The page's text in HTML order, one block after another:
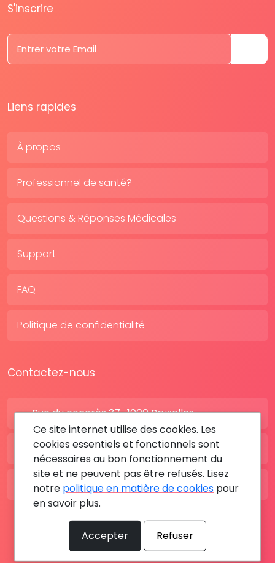
S'inscrire
Liens rapides
À propos
Professionnel de santé?
Questions & Réponses Médicales
Support
FAQ
Politique de confidentialité
Contactez-nous
Rue du congrès 37 , 1000 Bruxelles
BE: +32 28080227
FR: +33 183642895
Tous les droits sont réservés © 2026 RDV MÉDICAL By
MediaSatCom
Ce site internet utilise des cookies. Les
cookies essentiels et fonctionnels sont
nécessaires au bon fonctionnement du
site et ne peuvent pas être refusés. Lisez
notre politique en matière de cookies pour
en savoir plus.
Accepter Refuser